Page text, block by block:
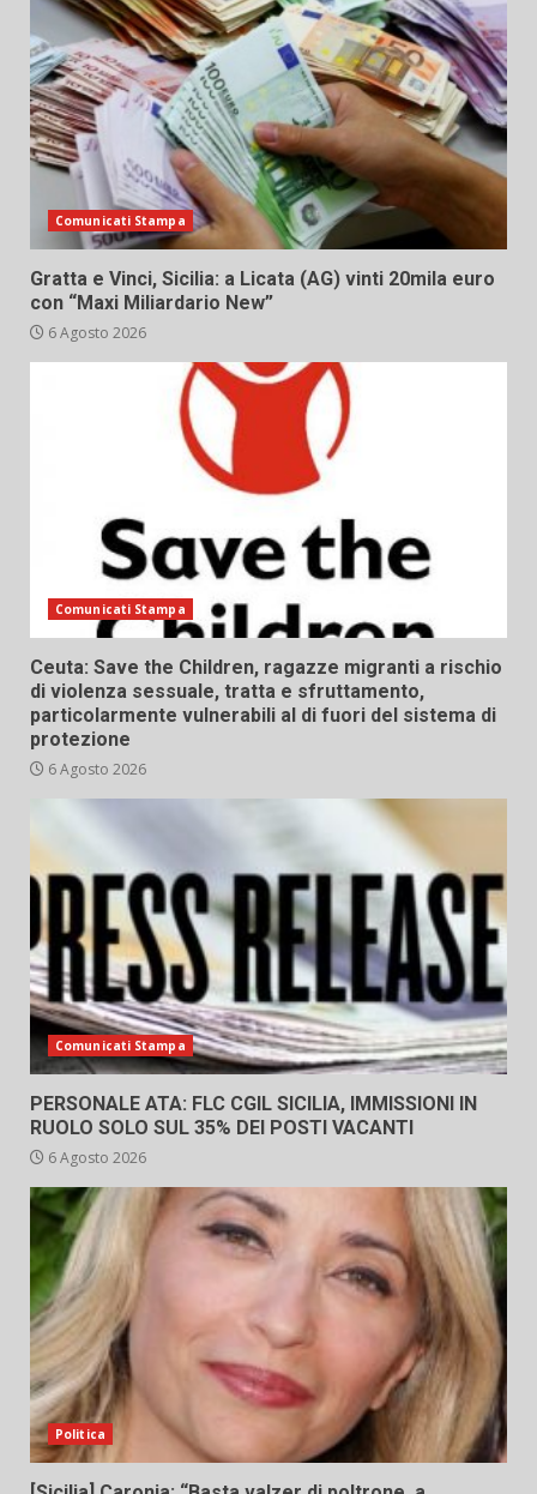
Comunicati Stampa
Gratta e Vinci, Sicilia: a Licata (AG) vinti 20mila euro
con “Maxi Miliardario New”
6 Agosto 2026
Comunicati Stampa
Ceuta: Save the Children, ragazze migranti a rischio
di violenza sessuale, tratta e sfruttamento,
particolarmente vulnerabili al di fuori del sistema di
protezione
6 Agosto 2026
Comunicati Stampa
PERSONALE ATA: FLC CGIL SICILIA, IMMISSIONI IN
RUOLO SOLO SUL 35% DEI POSTI VACANTI
6 Agosto 2026
Politica